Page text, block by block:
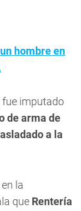
hombre en
fue imputado
de arma de
a la
la
que Rentería